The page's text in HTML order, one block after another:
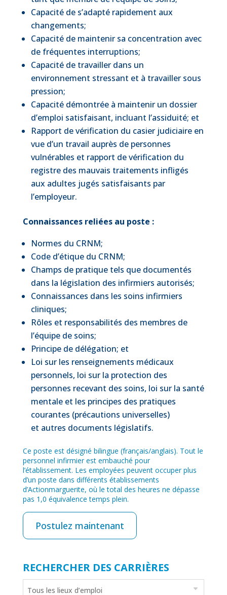
Capacité de s’adapté rapidement aux
changements;
Capacité de maintenir sa concentration avec
de fréquentes interruptions;
Capacité de travailler dans un
environnement stressant et à travailler sous
pression;
Capacité démontrée à maintenir un dossier
d’emploi satisfaisant, incluant l’assiduité; et
Rapport de vérification du casier judiciaire en
vue d’un travail auprès de personnes
vulnérables et rapport de vérification du
registre des mauvais traitements infligés
aux adultes jugés satisfaisants par
l’employeur.
Connaissances reliées au poste :
Normes du CRNM;
Code d’étique du CRNM;
Champs de pratique tels que documentés
dans la législation des infirmiers autorisés;
Connaissances dans les soins infirmiers
cliniques;
Rôles et responsabilités des membres de
l’équipe de soins;
Principe de délégation; et
Loi sur les renseignements médicaux
personnels, loi sur la protection des
personnes recevant des soins, loi sur la santé
mentale et les principes des pratiques
courantes (précautions universelles)
et autres documents législatifs.
Ce poste est désigné bilingue (français/anglais). Tout le
personnel infirmier est embauché pour
l’établissement. Les employées peuvent occuper plus
d’un poste dans différents établissements
d’Actionmarguerite, où le total des heures ne dépasse
pas 1,0 équivalence temps plein.
Postulez maintenant
RECHERCHER DES CARRIÈRES